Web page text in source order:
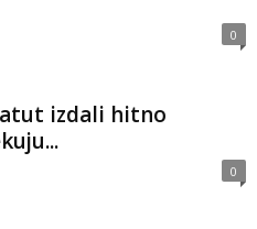
0
izdali hitno
0